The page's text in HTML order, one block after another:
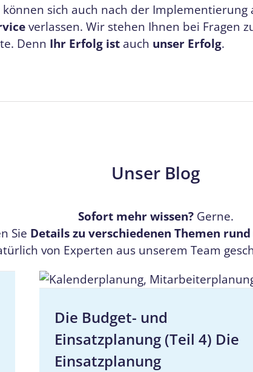
können sich auch nach der Implementierung
verlassen. Wir stehen Ihnen bei Fragen
Denn Ihr Erfolg ist auch unser Erfolg.
Unser Blog
Sofort mehr wissen?Gerne.
Sie Details zu verschiedenen Themen
von Experten aus unserem Team
Die Budget- und
Einsatzplanung (Teil 4) Die
Einsatzplanung